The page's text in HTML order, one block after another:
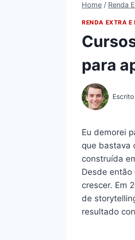
Home / Renda
RENDA EXTRA E
para
Eu demorei
que bastava
construída
Desde
crescer. Em
de
resultado